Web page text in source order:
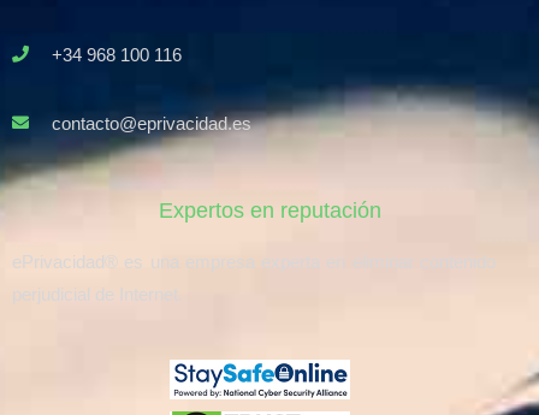
+34 968 100 116
contacto@eprivacidad.es
Expertos en reputación
ePrivacidad® es una empresa experta en eliminar contenido
perjudicial de Internet.